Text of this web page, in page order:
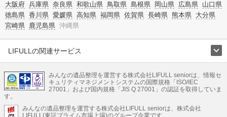
大阪府 兵庫県 奈良県 和歌山県 鳥取県 島根県 岡山県 広島県 山口県
徳島県 香川県 愛媛県 高知県 福岡県 佐賀県 長崎県 熊本県 大分県
宮崎県 鹿児島県 沖縄県
LIFULLの関連サービス
不動産・住宅
引越し 老人ホーム 地方創生 ママの就労支援
不動産クラウドファンディング 遺品整理 老後の暮らし情報
LIFULL HOME'Sのサービス
みんなの遺品整理を運営する株式会社LIFULL seniorは、情報セ
キュリティマネジメントシステムの国際規格「ISO/IEC
27001」および国内規格「JIS Q 27001」の認証を取得していま
す。
みんなの遺品整理を運営する株式会社LIFULL seniorは、株式会社
LIFULL(東証プライム市場上場)のグループ企業です。